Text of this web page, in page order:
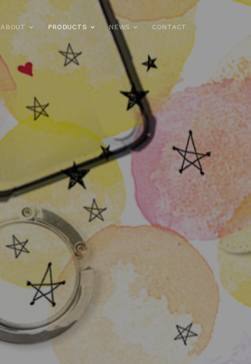
ABOUT PRODUCTS NEWS CONTACT